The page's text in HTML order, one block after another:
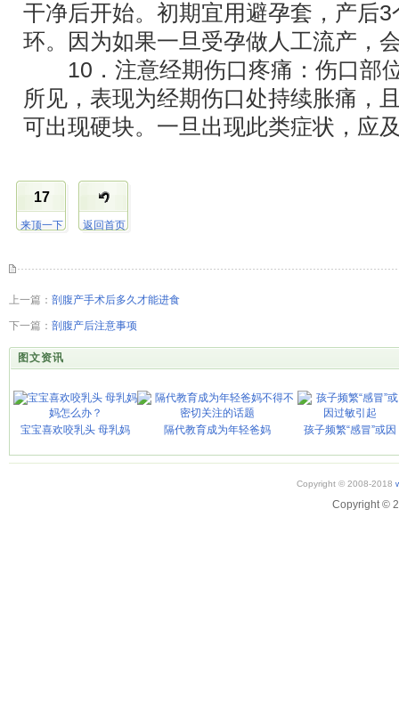
干净后开始。初期宜用避孕套，产后
环。因为如果一旦受孕做人工流产，
10．注意经期伤口疼痛：伤口部
所见，表现为经期伤口处持续胀痛，
可出现硬块。一旦出现此类症状，应
17
来顶一下 返回首页
上一篇： 剖腹产手术后多久才能进食
下一篇： 剖腹产后注意事项
图文资讯
宝宝喜欢咬乳头 母乳妈 隔代教育成为年轻爸妈 孩子频繁“感冒”或因
Copyright © 2008-2018
Copyright ©